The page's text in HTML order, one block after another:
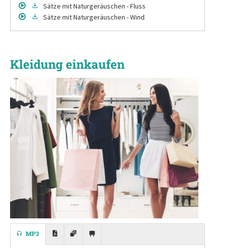
Sätze mit Naturgeräuschen - Fluss
Sätze mit Naturgeräuschen - Wind
Kleidung einkaufen
MP3